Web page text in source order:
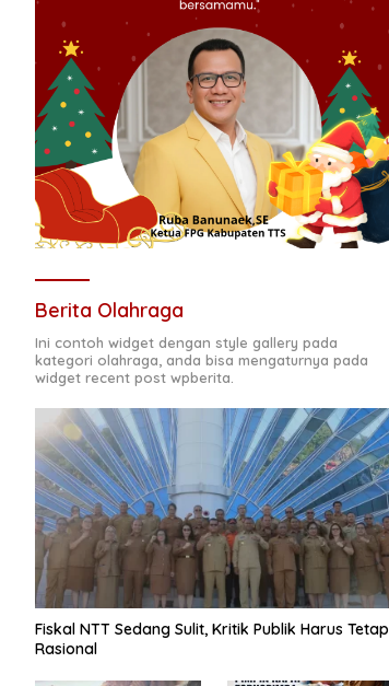
Berita Olahraga
Ini contoh widget dengan style gallery pada
kategori olahraga, anda bisa mengaturnya pada
widget recent post wpberita.
Fiskal NTT Sedang Sulit, Kritik Publik Harus Tetap
Rasional